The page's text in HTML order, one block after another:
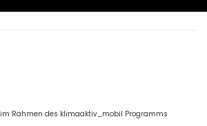
Rahmen des klimaaktiv_mobil Programms